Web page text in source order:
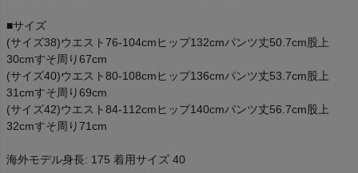
■サイズ
(サイズ38)ウエスト76-104cmヒップ132cmパンツ丈50.7cm股上
30cmすそ周り67cm
(サイズ40)ウエスト80-108cmヒップ136cmパンツ丈53.7cm股上
31cmすそ周り69cm
(サイズ42)ウエスト84-112cmヒップ140cmパンツ丈56.7cm股上
32cmすそ周り71cm
海外モデル身長: 175 着用サイズ 40